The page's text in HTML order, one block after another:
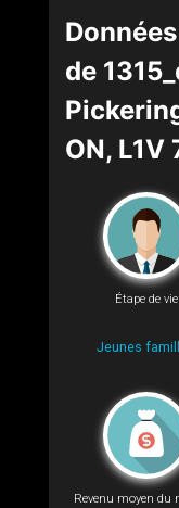
de
ON, L1V
Étape de vie
Jeunes
Revenu moyen du